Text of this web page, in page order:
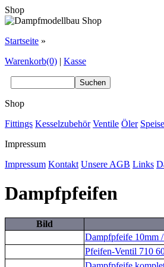
Shop
Startseite »
Warenkorb(0) | Kasse
Shop
Fittings Kesselzubehör Ventile Öler
Impressum
Impressum Kontakt Unsere AGB Links
Dampfpfeifen
Bild
Dampfpfeife